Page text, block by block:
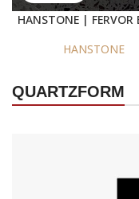
HANSTONE | FERVOR
HANSTONE
QUARTZFORM